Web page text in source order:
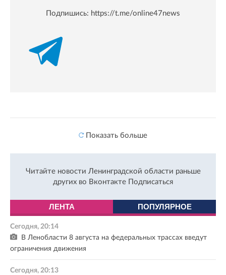
Подпишись: https://t.me/online47news
Показать больше
Читайте новости Ленинградской области раньше
других во Вконтакте Подписаться
ЛЕНТА ПОПУЛЯРНОЕ
Сегодня, 20:14
В Ленобласти 8 августа на федеральных трассах введут
ограничения движения
Сегодня, 20:13